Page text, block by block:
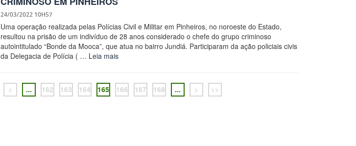
24/03/2022 10H57
Uma operação realizada pelas Polícias Civil e Militar em Pinheiros, no noroeste do Estado,
resultou na prisão de um indivíduo de 28 anos considerado o chefe do grupo criminoso
autointitulado “Bonde da Mooca”, que atua no bairro Jundiá. Participaram da ação policiais civis
da Delegacia de Polícia ( … Leia mais
< ... 162 163 164 165 166 167 168 ... > >>